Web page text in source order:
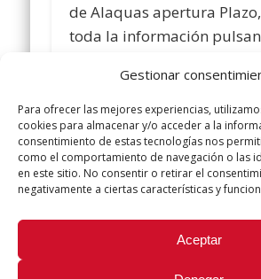
Gestionar
Para ofrecer las mejores experiencias,
cookies para almacenar y/o acceder a la
consentimiento de estas tecnologías nos
como el comportamiento de navegación o las
en este sitio. No consentir o retirar el
negativamente a ciertas características y
Aceptar
de Alaquas apertura
toda la información
Comparte y siguenos en
www.facebook.com/
Twitter @ugtpolicialocal
www.policialocalugt.es
Did you like this article? Share it with